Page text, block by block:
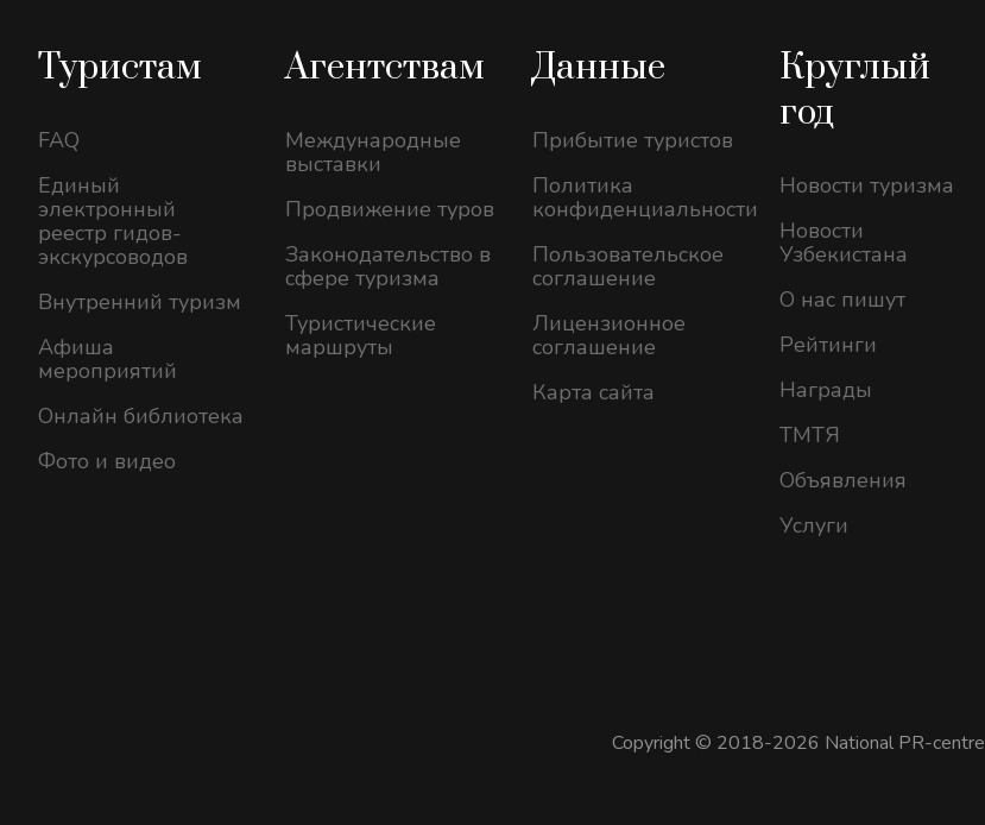
Туристам
FAQ
Единый
электронный
реестр гидов-
экскурсоводов
Внутренний туризм
Афиша
мероприятий
Онлайн библиотека
Фото и видео
Агентствам
Международные
выставки
Продвижение туров
Законодательство в
сфере туризма
Туристические
маршруты
Данные
Прибытие туристов
Политика
конфиденциальности
Пользовательское
соглашение
Лицензионное
соглашение
Карта сайта
Круглый
год
Новости туризма
Новости
Узбекистана
О нас пишут
Рейтинги
Награды
ТМТЯ
Объявления
Услуги
Copyright © 2018-2026 National PR-centre